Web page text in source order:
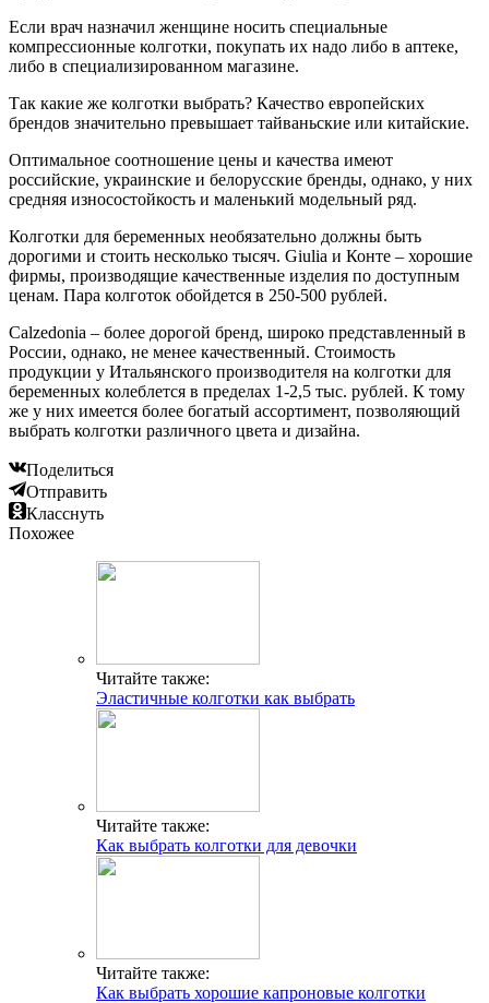
Если врач назначил женщине носить специальные
компрессионные колготки, покупать их надо либо в аптеке,
либо в специализированном магазине.
Так какие же колготки выбрать? Качество европейских
брендов значительно превышает тайваньские или китайские.
Оптимальное соотношение цены и качества имеют
российские, украинские и белорусские бренды, однако, у них
средняя износостойкость и маленький модельный ряд.
Колготки для беременных необязательно должны быть
дорогими и стоить несколько тысяч. Giulia и Конте – хорошие
фирмы, производящие качественные изделия по доступным
ценам. Пара колготок обойдется в 250-500 рублей.
Calzedonia – более дорогой бренд, широко представленный в
России, однако, не менее качественный. Стоимость
продукции у Итальянского производителя на колготки для
беременных колеблется в пределах 1-2,5 тыс. рублей. К тому
же у них имеется более богатый ассортимент, позволяющий
выбрать колготки различного цвета и дизайна.
Поделиться
Отправить
Класснуть
Похожее
Читайте также:
Эластичные колготки как выбрать
Читайте также:
Как выбрать колготки для девочки
Читайте также:
Как выбрать хорошие капроновые колготки